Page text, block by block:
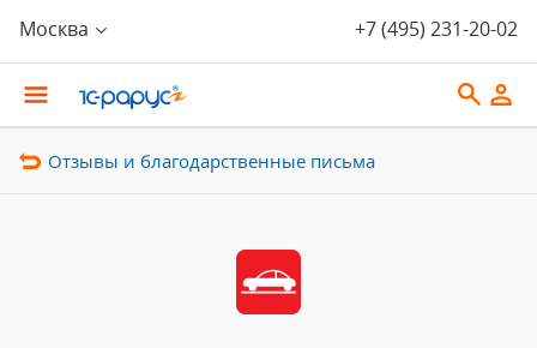
Москва +7 (495) 231-20-02
Отзывы и благодарственные письма